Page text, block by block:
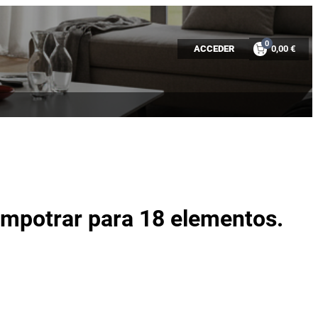
ACCEDER 0 0,00 €
para 18 elementos.